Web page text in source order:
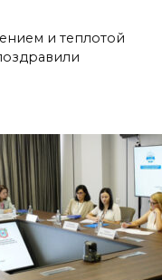
и теплотой